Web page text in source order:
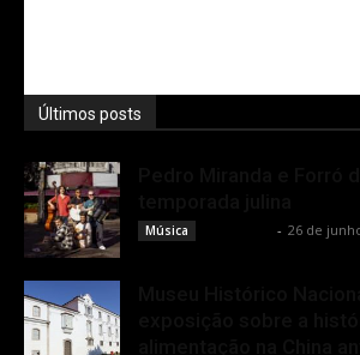
Últimos posts
Música - 26 de